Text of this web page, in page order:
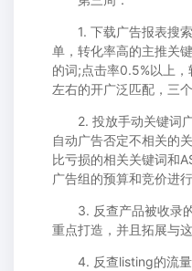
1. 下载广告报表搜索
单，转化率高的主推关
的词;点击率0.5%以上
左右的开广泛匹配，三
2. 投放手动关键词广
自动广告否定不相关的
比亏损的相关关键词和
广告组的预算和竞价进行
3. 反查产品被收录的
重点打造，并且拓展与
4. 反查listing的流量